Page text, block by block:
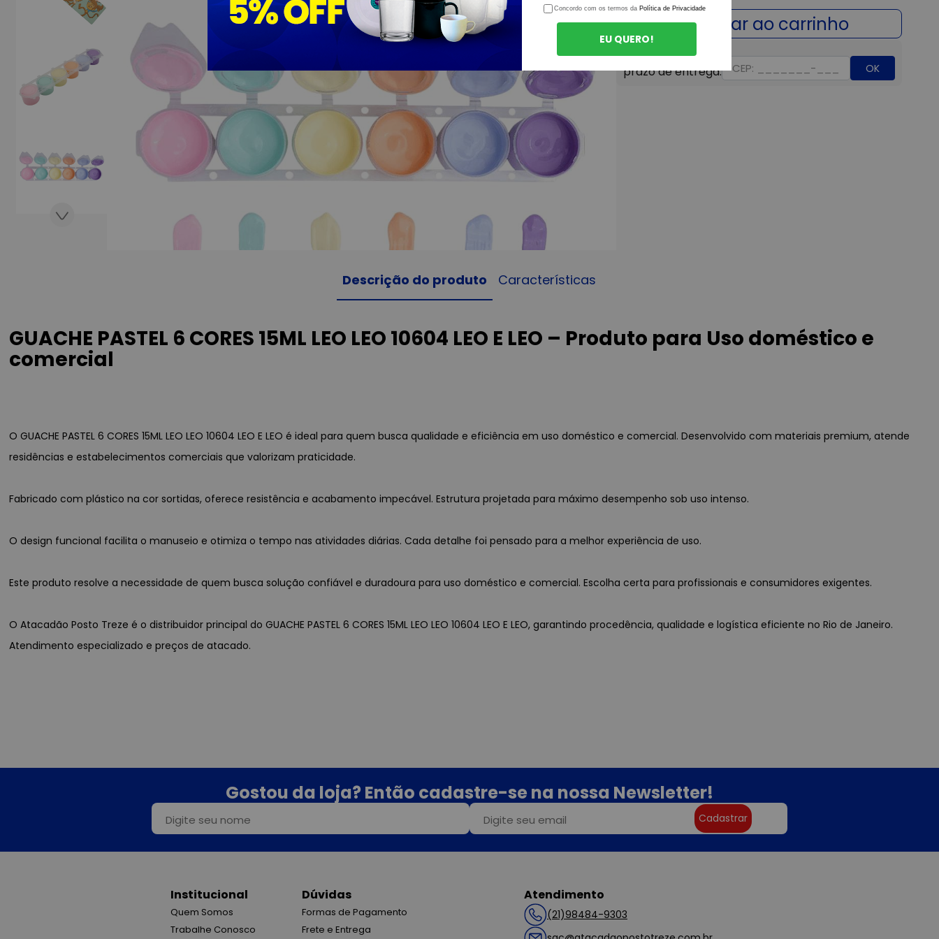
OK
Descrição do produto Características
GUACHE PASTEL 6 CORES 15ML LEO LEO 10604 LEO E LEO – Produto para Uso doméstico e
comercial
O GUACHE PASTEL 6 CORES 15ML LEO LEO 10604 LEO E LEO é ideal para quem busca qualidade e eficiência em uso doméstico e comercial. Desenvolvido com materiais premium, atende
residências e estabelecimentos comerciais que valorizam praticidade.
Fabricado com plástico na cor sortidas, oferece resistência e acabamento impecável. Estrutura projetada para máximo desempenho sob uso intenso.
O design funcional facilita o manuseio e otimiza o tempo nas atividades diárias. Cada detalhe foi pensado para a melhor experiência de uso.
Este produto resolve a necessidade de quem busca solução confiável e duradoura para uso doméstico e comercial. Escolha certa para profissionais e consumidores exigentes.
O Atacadão Posto Treze é o distribuidor principal do GUACHE PASTEL 6 CORES 15ML LEO LEO 10604 LEO E LEO, garantindo procedência, qualidade e logística eficiente no Rio de Janeiro.
Atendimento especializado e preços de atacado.
Gostou da loja? Então cadastre-se na nossa Newsletter!
Cadastrar
Institucional
Quem Somos
Trabalhe Conosco
Dúvidas
Formas de Pagamento
Frete e Entrega
Atendimento
(21)98484-9303
Concordo com os termos da Política de Privacidade
EU QUERO!